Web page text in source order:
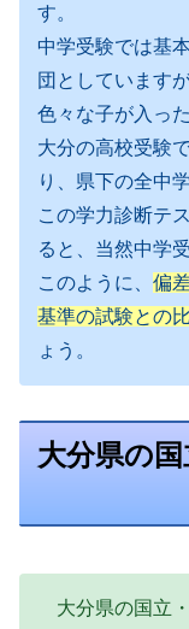
す。
中学受験では基
団としています
色々な子が入っ
大分の高校受験
り、県下の全中
この学力診断テ
ると、当然中学
このように、 偏
基準の試験との
ょう。
大分県の
大分県の国立・